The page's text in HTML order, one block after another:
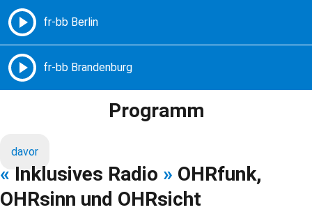
Freie Radios – Berlin Brandenburg
Programm
davor
« Inklusives Radio » OHRfunk,
OHRsinn und OHRsicht